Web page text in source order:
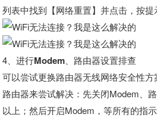
列表中找到【网络重置】并点击，按提
4、进行Modem、路由器设置排查
可以尝试更换路由器无线网络安全性方
路由器来尝试解决：先关闭Modem、
以上；然后开启Modem，等所有的指